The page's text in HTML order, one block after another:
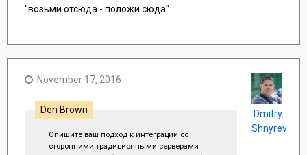
"возьми отсюда - положи сюда".
November 17, 2016
Den Brown
Опишите ваш подход к интеграции со
сторонними традиционными серверами
Dmitry
Shnyrev